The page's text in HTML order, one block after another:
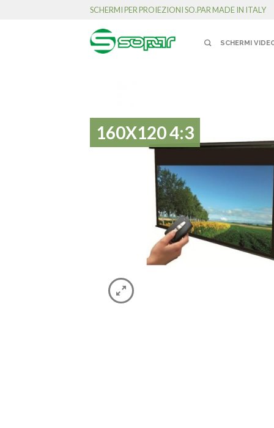
SCHERMI PER PROIEZIONI SO.PAR MADE IN ITALY
SCHERMI
160X120 4:3